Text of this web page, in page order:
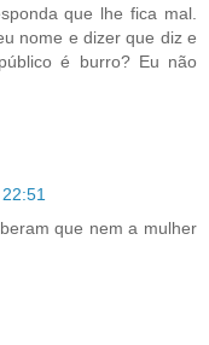
que lhe fica mal.
nome e dizer que diz e
é burro? Eu não
que nem a mulher